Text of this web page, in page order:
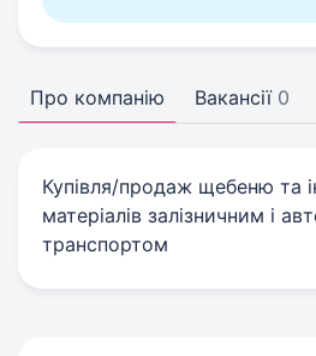
Про компанію Вакансії 0
Купівля/продаж щебеню та
матеріалів залізничним і
транспортом